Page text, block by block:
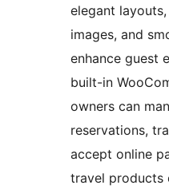
elegant
images, and
enhance guest
built-in
owners can
reservations,
accept online
travel products